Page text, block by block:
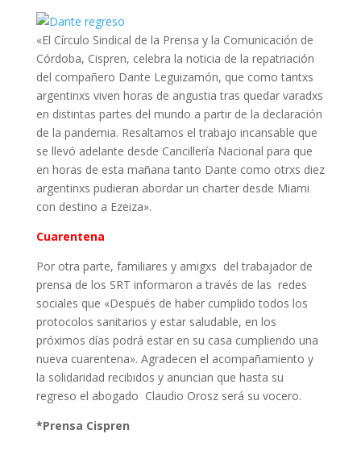
«El Círculo Sindical de la Prensa y la Comunicación de
Córdoba, Cispren, celebra la noticia de la repatriación
del compañero Dante Leguizamón, que como tantxs
argentinxs viven horas de angustia tras quedar varadxs
en distintas partes del mundo a partir de la declaración
de la pandemia. Resaltamos el trabajo incansable que
se llevó adelante desde Cancillería Nacional para que
en horas de esta mañana tanto Dante como otrxs diez
argentinxs pudieran abordar un charter desde Miami
con destino a Ezeiza».
Cuarentena
Por otra parte, familiares y amigxs del trabajador de
prensa de los SRT informaron a través de las redes
sociales que «Después de haber cumplido todos los
protocolos sanitarios y estar saludable, en los
próximos días podrá estar en su casa cumpliendo una
nueva cuarentena». Agradecen el acompañamiento y
la solidaridad recibidos y anuncian que hasta su
regreso el abogado Claudio Orosz será su vocero.
*Prensa Cispren